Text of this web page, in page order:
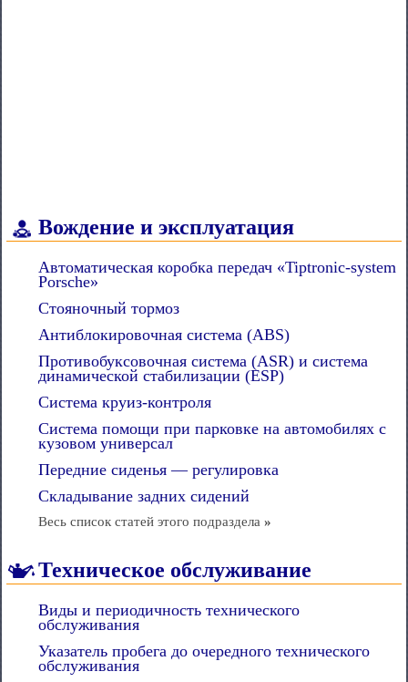
Вождение и эксплуатация
Автоматическая коробка передач «Tiptronic-system
Porsche»
Стояночный тормоз
Антиблокировочная система (ABS)
Противобуксовочная система (ASR) и система
динамической стабилизации (ESP)
Система круиз-контроля
Система помощи при парковке на автомобилях с
кузовом универсал
Передние сиденья — регулировка
Складывание задних сидений
Весь список статей этого подраздела »
Техническое обслуживание
Виды и периодичность технического
обслуживания
Указатель пробега до очередного технического
обслуживания